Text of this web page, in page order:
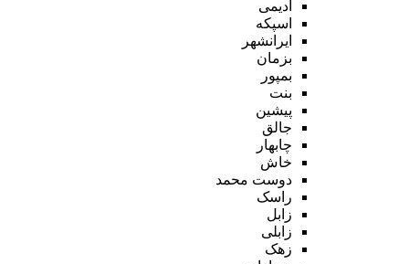
ادیمی
اسپکه
ایرانشهر
بزمان
بمپور
بنت
پیشین
جالق
چابهار
خاش
دوست محمد
راسک
زابل
زابلی
زهک